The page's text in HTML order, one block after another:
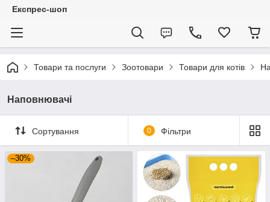
Експрес-шоп
Товари та послуги Зоотовари Товари для котів
Наповнювачі
Сортування 0 Фільтри
–30%